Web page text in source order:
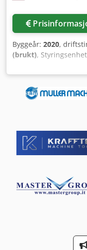
Byggeår: 2020,
(brukt),
SIEMENS Modell:
Dybde: 5564 mm
Hoveddrift
Bevegelser X-akse
hurtigforflytning:
800 mm
Verktøylommer i
dreiebenken
mm. Maskinen er
CELOS-